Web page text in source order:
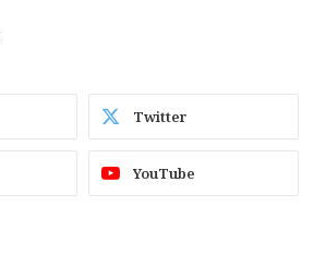
Twitter
YouTube